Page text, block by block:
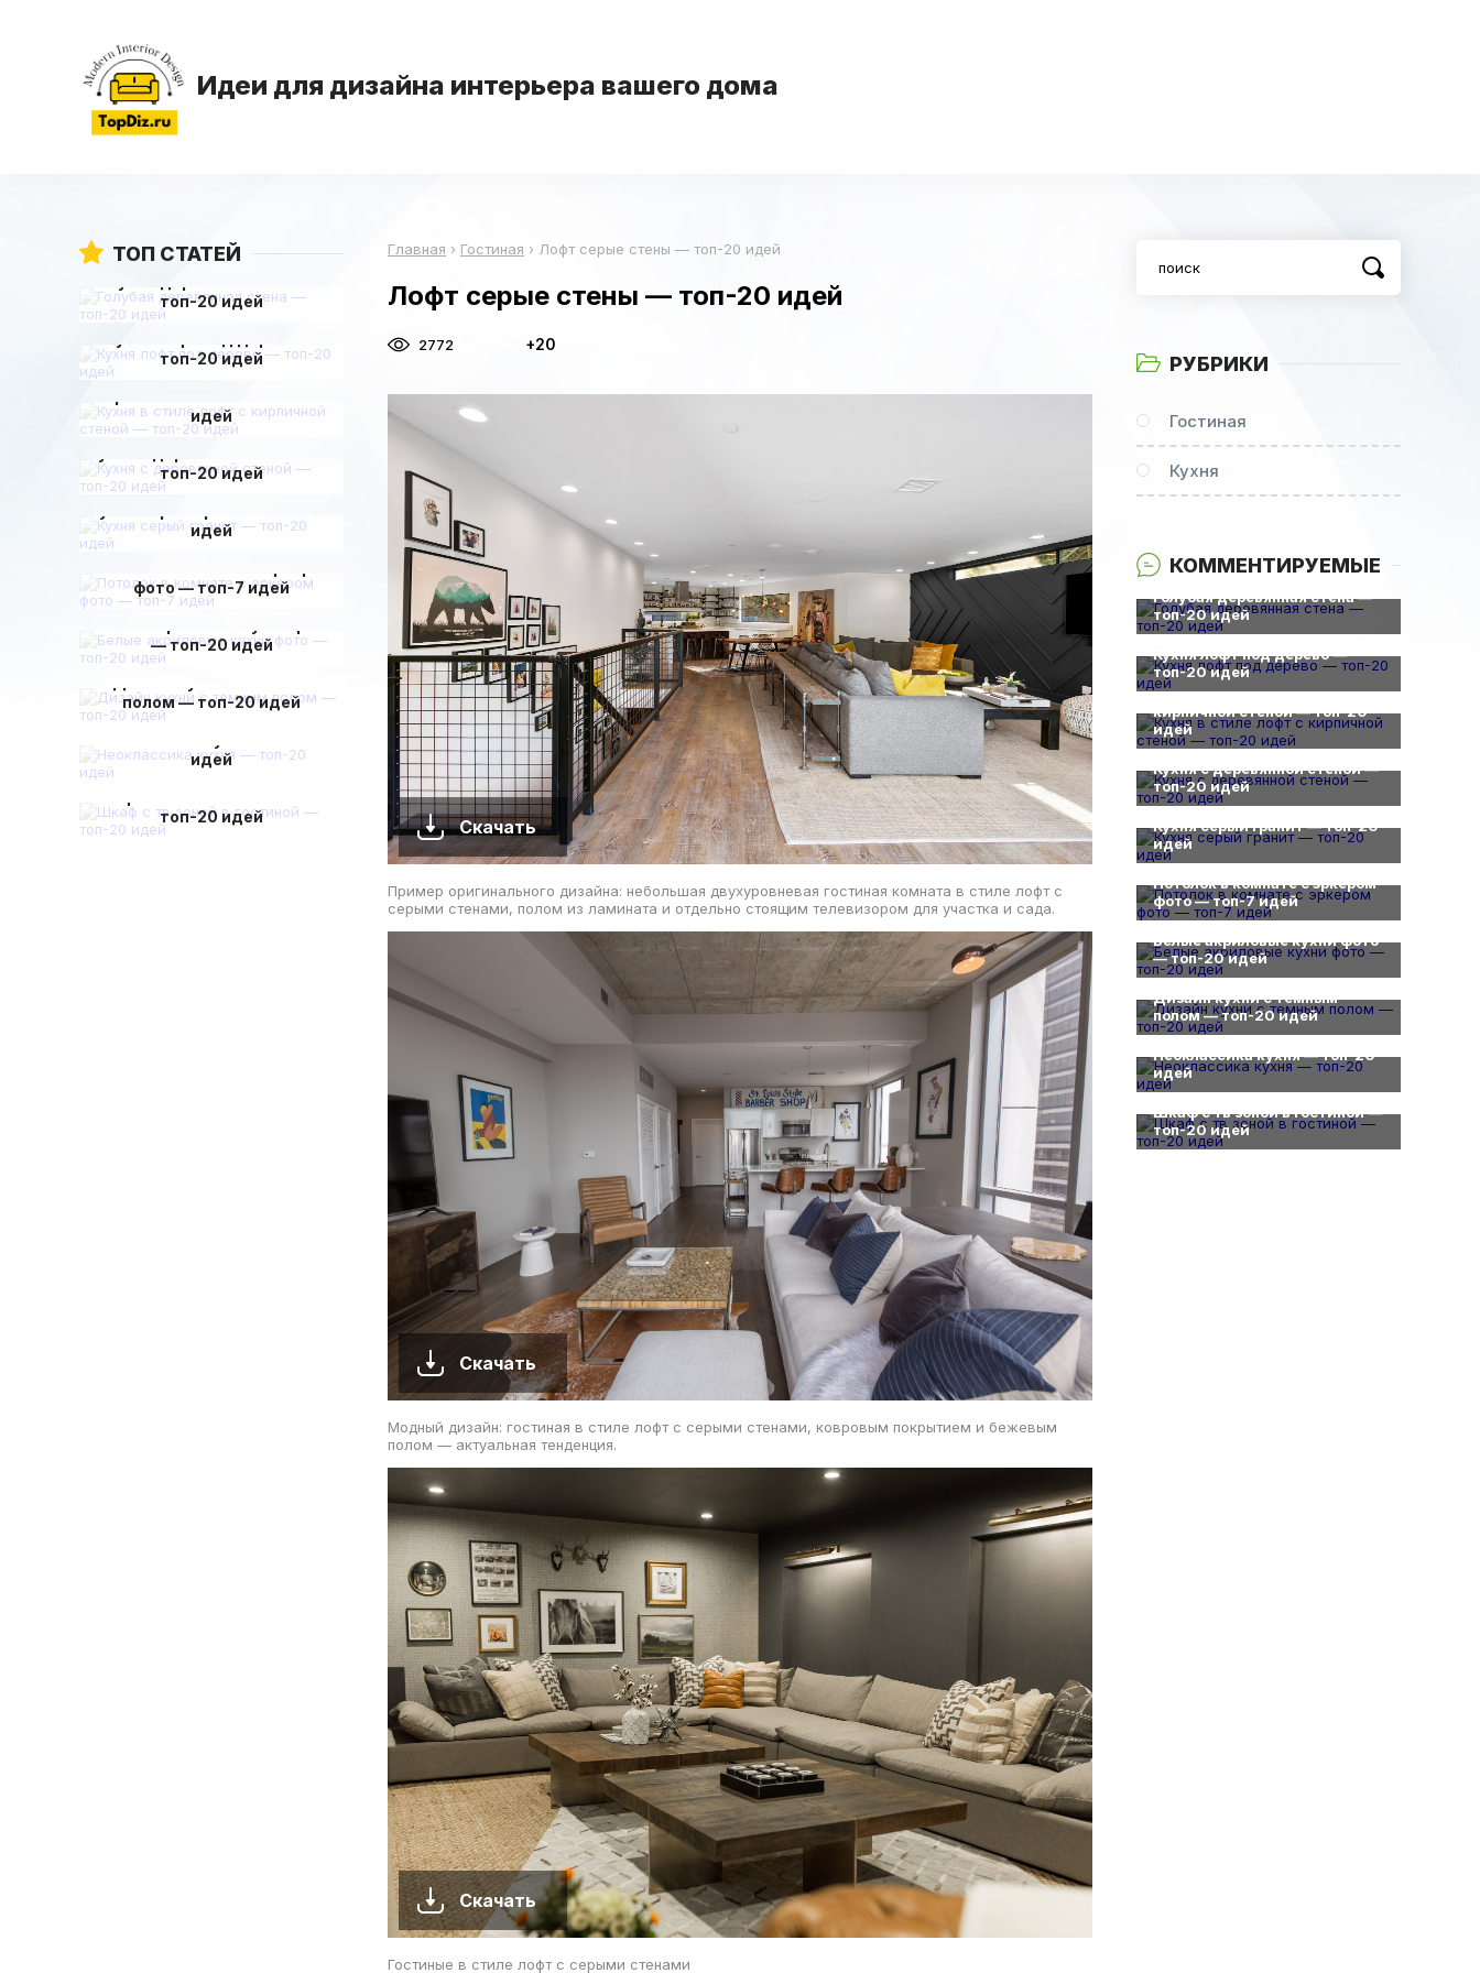
Идеи для дизайна интерьера вашего дома
Главная › Гостиная › Лофт серые стены — топ-20 идей
Лофт серые стены — топ-20 идей
2772 +20
Скачать
Пример оригинального дизайна: небольшая двухуровневая гостиная комната в стиле лофт с
серыми стенами, полом из ламината и отдельно стоящим телевизором для участка и сада.
Скачать
Модный дизайн: гостиная в стиле лофт с серыми стенами, ковровым покрытием и бежевым
полом — актуальная тенденция.
Скачать
Гостиные в стиле лофт с серыми стенами
ТОП СТАТЕЙ
топ-20 идей
топ-20 идей
идей
топ-20 идей
идей
фото — топ-7 идей
— топ-20 идей
полом — топ-20 идей
идей
топ-20 идей
РУБРИКИ
Гостиная
Кухня
КОММЕНТИРУЕМЫЕ
Голубая деревянная стена —
топ-20 идей
0
Кухня лофт под дерево —
топ-20 идей
Кухня в стиле лофт с
кирпичной стеной — топ-20
идей
0
Кухня с деревянной стеной —
топ-20 идей
Кухня серый гранит — топ-20
идей
Потолок в комнате с эркером
фото — топ-7 идей
Белые акриловые кухни фото
— топ-20 идей
Дизайн кухни с темным
полом — топ-20 идей
Неоклассика кухня — топ-20
идей
Шкаф с тв зоной в гостиной —
топ-20 идей